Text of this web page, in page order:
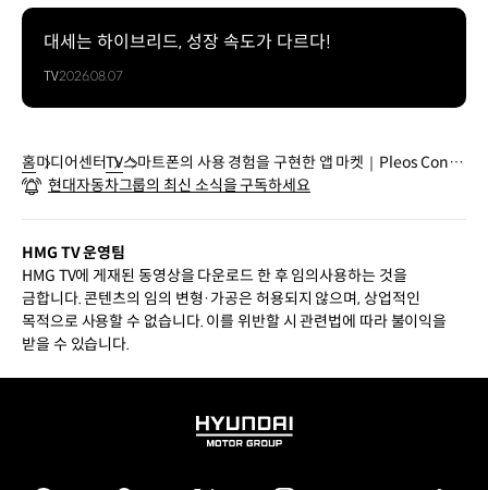
대세는 하이브리드, 성장 속도가 다르다!
TV2026.08.07
홈미디어센터TV스마트폰의 사용 경험을 구현한 앱 마켓｜Pleos Conn
ect 미디어데이
현대자동차그룹의 최신 소식을 구독하세요
HMG TV 운영팀
HMG TV에 게재된 동영상을 다운로드 한 후 임의사용하는 것을
금합니다. 콘텐츠의 임의 변형·가공은 허용되지 않으며, 상업적인
목적으로 사용할 수 없습니다. 이를 위반할 시 관련법에 따라 불이익을
받을 수 있습니다.
HYUNDAI